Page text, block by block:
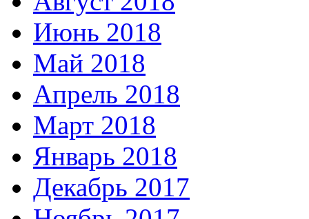
Июнь 2018
Май 2018
Апрель 2018
Март 2018
Январь 2018
Декабрь 2017